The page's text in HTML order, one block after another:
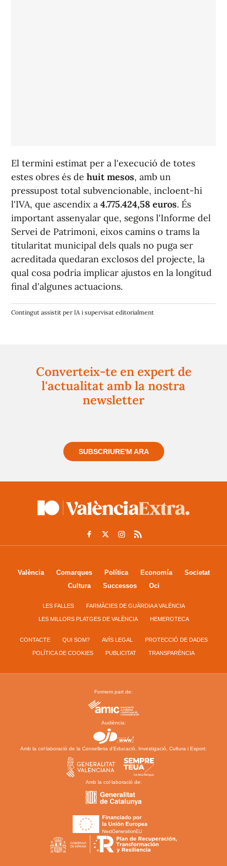
El termini estimat per a l'execució de totes
estes obres és de huit mesos, amb un
pressupost total subvencionable, incloent-hi
l'IVA, que ascendix a 4.775.424,58 euros. És
important assenyalar que, segons l'Informe del
Servei de Patrimoni, eixos camins o trams la
titularitat municipal dels quals no puga ser
acreditada quedaran exclosos del projecte, la
qual cosa podria implicar ajustos en la longitud
final d'algunes actuacions.
Contingut assistit per IA i supervisat editorialment
Converteix-te en expert de
l'actualitat amb la nostra
newsletter
SUBSCRIURE'M ARA
València Comarques Política Economía
Societat
Cultura
Successos Oci
LES FALLES FARMÀCIES DE GUÀRDIA A VALÈNCIA
LES MILLORS PLATGES DE VALÈNCIA HEMEROTECA
CONTACTE QUI SOM? AVÍS LEGAL PROTECCIÓ DE DADES
POLÍTICA DE COOKIES PUBLICITAT TRANSPARÈNCIA
Formem part de:
Audiència:
Amb la col·laboració de la Conselleria d’Educació, Investigació, Cultura i Esport:
Amb la col·laboració de: